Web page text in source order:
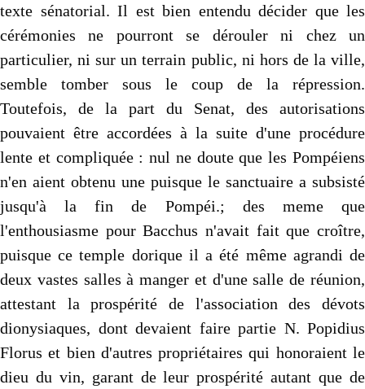
texte sénatorial. Il est bien entendu décider que les
cérémonies ne pourront se dérouler ni chez un
particulier, ni sur un terrain public, ni hors de la ville,
semble tomber sous le coup de la répression.
Toutefois, de la part du Senat, des autorisations
pouvaient être accordées à la suite d'une procédure
lente et compliquée : nul ne doute que les Pompéiens
n'en aient obtenu une puisque le sanctuaire a subsisté
jusqu'à la fin de Pompéi.; des meme que
l'enthousiasme pour Bacchus n'avait fait que croître,
puisque ce temple dorique il a été même agrandi de
deux vastes salles à manger et d'une salle de réunion,
attestant la prospérité de l'association des dévots
dionysiaques, dont devaient faire partie N. Popidius
Florus et bien d'autres propriétaires qui honoraient le
dieu du vin, garant de leur prospérité autant que de